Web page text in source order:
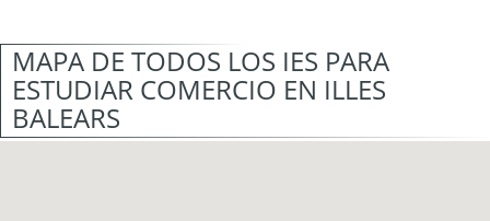
MAPA DE TODOS LOS IES PARA
ESTUDIAR COMERCIO EN ILLES
BALEARS